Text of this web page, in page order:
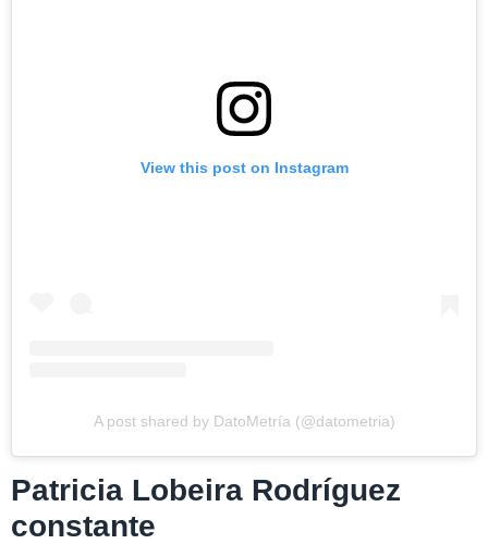
View this post on Instagram
A post shared by DatoMetría (@datometria)
Patricia Lobeira Rodríguez
constante